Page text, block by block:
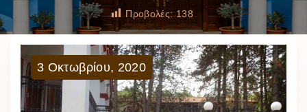
Προβολές: 138
3 Οκτωβρίου, 2020